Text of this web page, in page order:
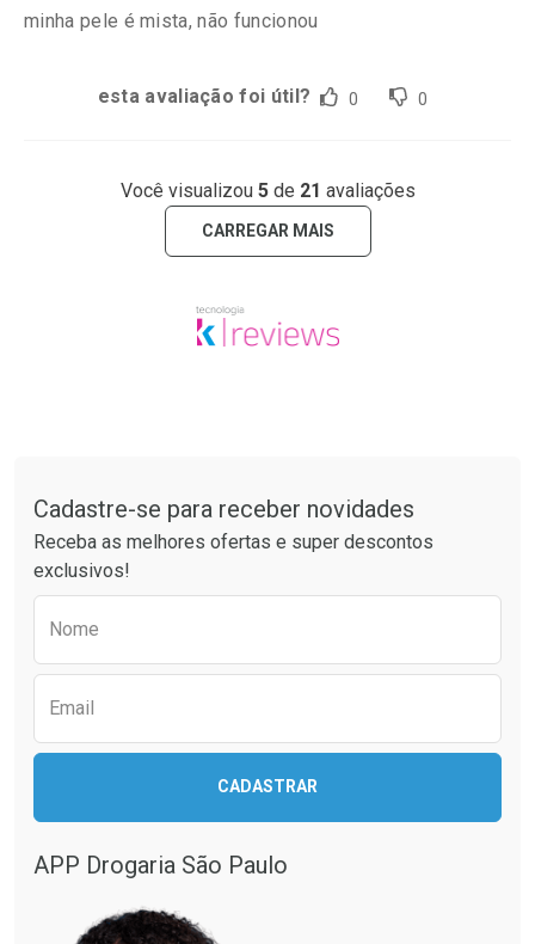
minha pele é mista, não funcionou
esta avaliação foi útil? 0 0
Você visualizou 5de 21 avaliações
CARREGAR MAIS
Cadastre-se para receber novidades
Receba as melhores ofertas e super descontos
exclusivos!
Nome
Email
CADASTRAR
APP Drogaria São Paulo